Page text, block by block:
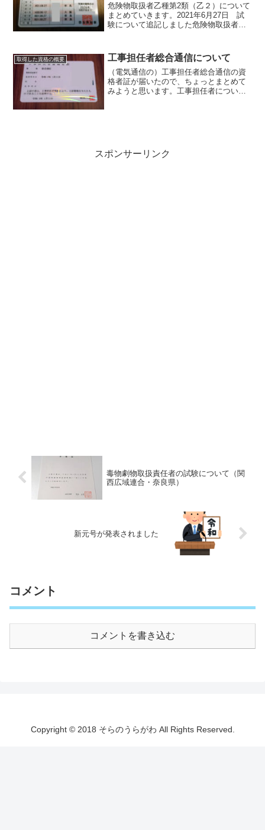
危険物取扱者乙種第2類（乙２）について
まとめていきます。2021年6月27日 試
験について追記しました危険物取扱者に
家資格のこと。Wikipediaより抜粋甲種、
乙種（...
取得した資格の概要 工事担任者総合通信について
（電気通信の）工事担任者総合通信の資
格者証が届いたので、ちょっとまとめて
みようと思います。工事担任者について
スポンサーリンク
毒物劇物取扱責任者の試験について（関
西広域連合・奈良県）
新元号が発表されました
コメント
コメントを書き込む
Copyright © 2018 そらのうらがわ All Rights Reserved.